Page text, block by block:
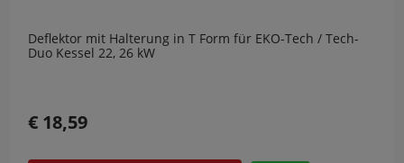
Deflektor mit Halterung in T Form für EKO-Tech / Tech-
Duo Kessel 22, 26 kW
€ 18,59